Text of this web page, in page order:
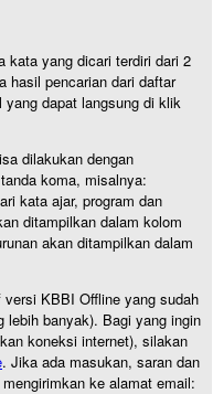
kata yang dicari terdiri dari 2
hasil pencarian dari daftar
dapat langsung di klik
dilakukan dengan
koma, misalnya:
kata ajar, program dan
ditampilkan dalam kolom
akan ditampilkan dalam
KBBI Offline yang sudah
lebih banyak). Bagi yang ingin
koneksi internet), silakan
. Jika ada masukan, saran dan
ke alamat email: